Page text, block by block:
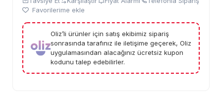
Favorilerime ekle
Oliz’li ürünler için satış ekibimiz sipariş
sonrasında tarafınız ile iletişime geçerek, Oliz
uygulamasından alacağınız ücretsiz kupon
kodunu talep edebilirler.